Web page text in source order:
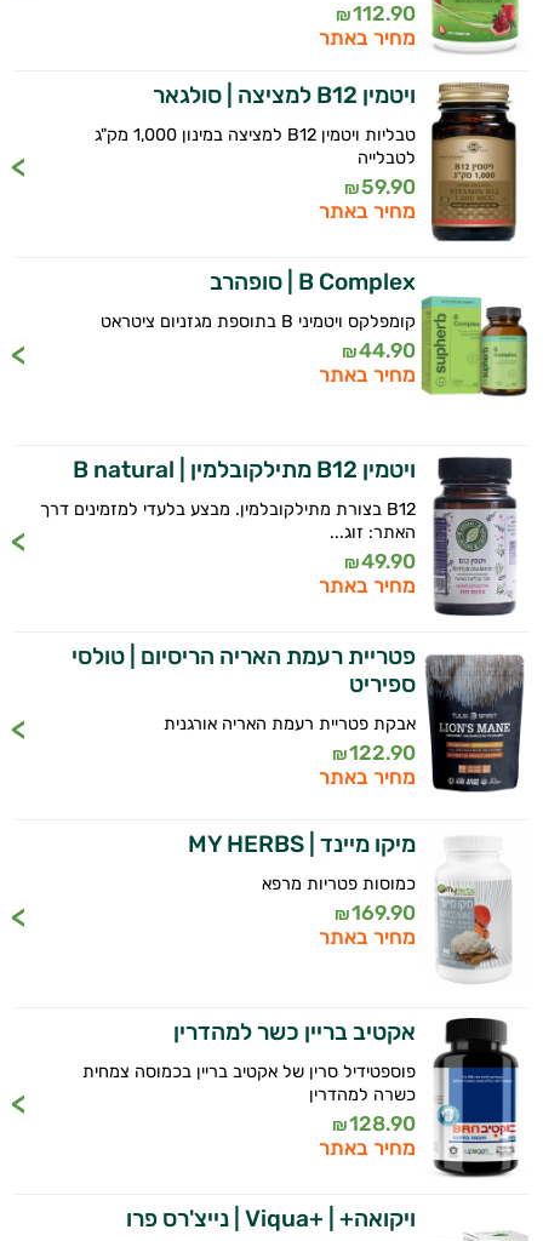
112.90
₪
מחיר באתר
ויטמין B12 למציצה | סולגאר
טבליות ויטמין B12 למציצה במינון 1,000 מק"ג
לטבלייה
59.90
₪
מחיר באתר
B Complex | סופהרב
קומפלקס ויטמיני B בתוספת מגזניום ציטראט
44.90
₪
מחיר באתר
ויטמין B12 מתילקובלמין | B natural
B12 בצורת מתילקובלמין. מבצע בלעדי למזמינים דרך
האתר: זוג...
49.90
₪
מחיר באתר
פטריית רעמת האריה הריסיום | טולסי
ספיריט
אבקת פטריית רעמת האריה אורגנית
122.90
₪
מחיר באתר
מיקו מיינד | MY HERBS
כמוסות פטריות מרפא
169.90
₪
מחיר באתר
אקטיב בריין כשר למהדרין
פוספטידיל סרין של אקטיב בריין בכמוסה צמחית
כשרה למהדרין
128.90
₪
מחיר באתר
ויקואה+ | +Viqua | נייצ'רס פרו